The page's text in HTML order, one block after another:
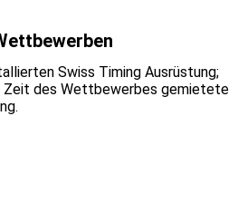
Swiss Timing Ausrüstung;
Zeit des Wettbewerbes gemietete